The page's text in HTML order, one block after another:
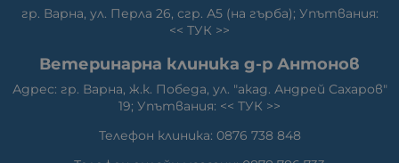
гр. Варна, ул. Перла 26, сгр. А5 (на гърба); Упътвания:
<< ТУК >>
Ветеринарна клиника д-р Антонов
Адрес: гр. Варна, ж.к. Победа, ул. "акад. Андрей Сахаров"
19; Упътвания: << ТУК >>
Телефон клиника: 0876 738 848